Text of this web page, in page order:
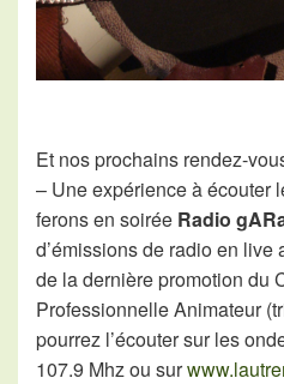
Et nos prochains rendez-
– Une expérience à écouter
ferons en soirée Radio
d’émissions de radio en
de la dernière promotion du
Professionnelle Animateur
pourrez l’écouter sur les
107.9 Mhz ou sur